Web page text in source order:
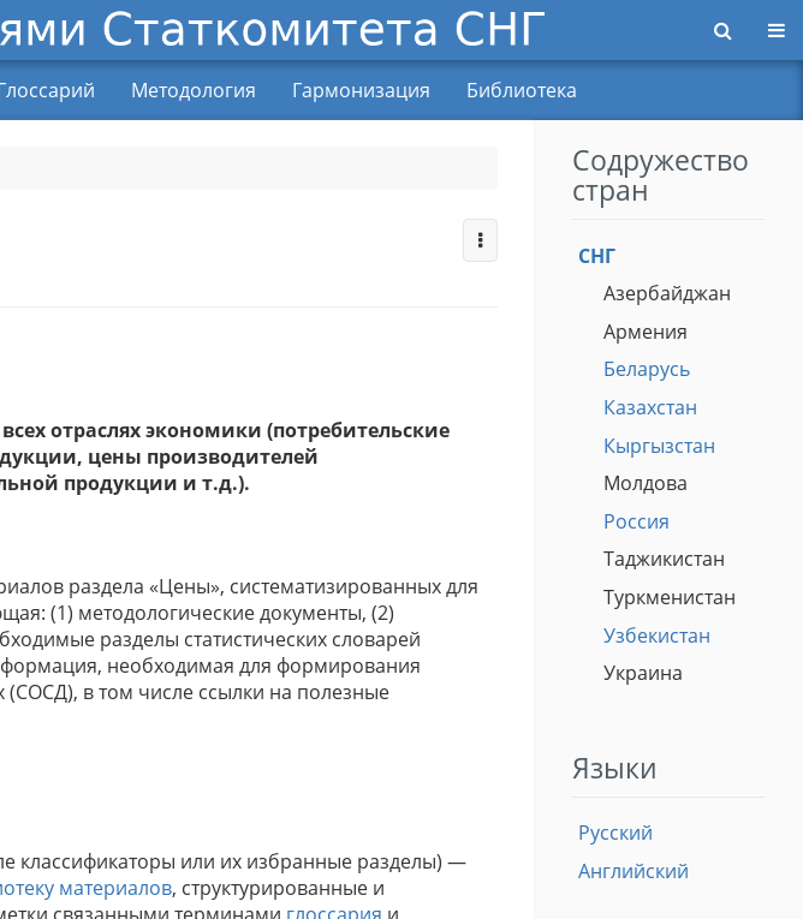
Методология Гармонизация Библиотека
отраслях экономики (потребительские
цены производителей
продукции и т.д.).
раздела «Цены», систематизированных для
(1) методологические документы, (2)
разделы статистических словарей
необходимая для формирования
(СОСД), в том числе ссылки на полезные
классификаторы или их избранные разделы) —
материалов, структурированные и
Содружество
стран
СНГ
Азербайджан
Армения
Беларусь
Казахстан
Кыргызстан
Молдова
Россия
Таджикистан
Туркменистан
Узбекистан
Украина
Языки
Русский
Английский